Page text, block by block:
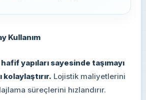
Kullanım
yapıları sayesinde taşımayı
kolaylaştırır. Lojistik maliyetlerini
süreçlerini hızlandırır.